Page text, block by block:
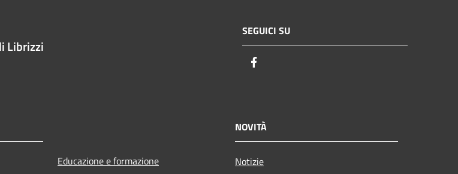
Librizzi
SEGUICI SU
Educazione e formazione
NOVITÀ
Notizie